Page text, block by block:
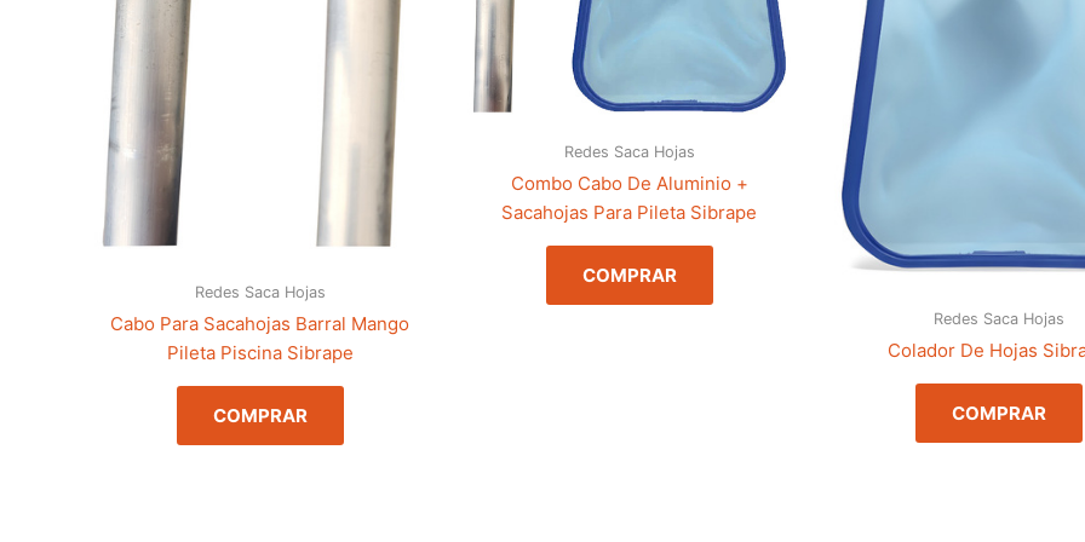
Redes Saca Hojas
Cabo Para Sacahojas Barral Mango
Pileta Piscina Sibrape
COMPRAR
Redes Saca Hojas
Combo Cabo De Aluminio +
Sacahojas Para Pileta Sibrape
COMPRAR
Redes Saca Hojas
Colador De Hojas
COMPRAR